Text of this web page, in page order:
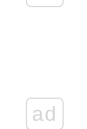
ad